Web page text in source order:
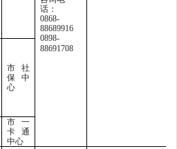
话：
0868-
88689916
0898-
88691708
市社
保中
心
市一
卡通
中心